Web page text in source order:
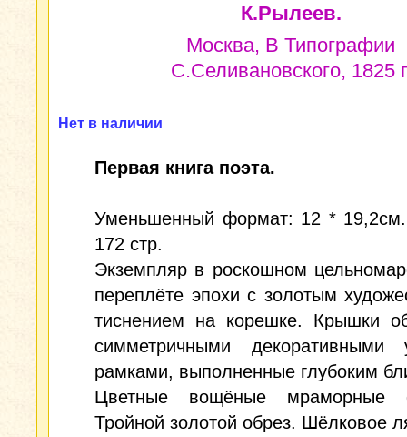
К.Рылеев.
Москва, В Типографии
С.Селивановского, 1825
Нет в наличии
Первая книга поэта.
Уменьшенный формат: 12 *
172 стр.
Экземпляр в роскошном
переплёте эпохи с золотым
тиснением на корешке. Крышки
симметричными декоративными
рамками, выполненные глубоким
Цветные вощёные мраморные
Тройной золотой обрез. Шёлковое